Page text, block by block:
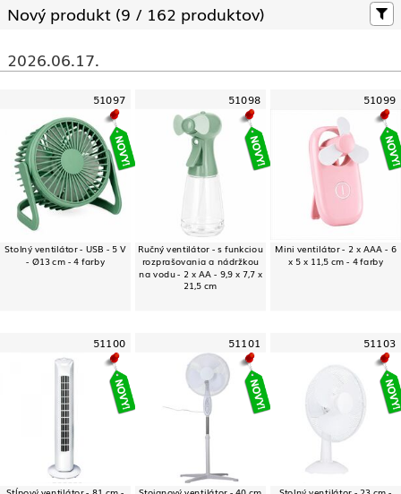
Nový produkt (9 / 162 produktov)
2026.06.17.
51097
Stolný ventilátor - USB - 5 V
- Ø13 cm - 4 farby
51098
Ručný ventilátor - s funkciou
rozprašovania a nádržkou
na vodu - 2 x AA - 9,9 x 7,7 x
21,5 cm
51099
Mini ventilátor - 2 x AAA - 6
x 5 x 11,5 cm - 4 farby
51100
Stĺpový ventilátor - 81 cm -
51101
Stojanový ventilátor - 40 cm
51103
Stolný ventilátor - 23 cm -